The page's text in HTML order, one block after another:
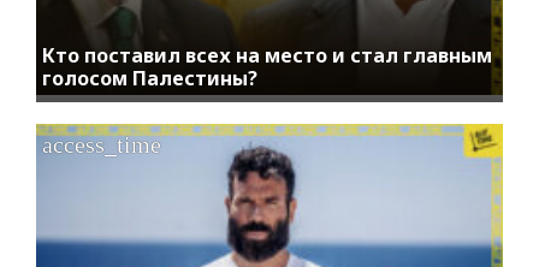
Кто поставил всех на место и стал главным
голосом Палестины?
access_time